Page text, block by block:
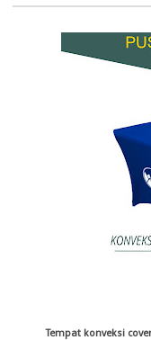
Tempat konveksi